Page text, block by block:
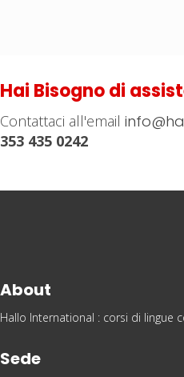
Hai Bisogno di
Contattaci all'email
353 435 0242
About
Hallo International : corsi di lingue
Sede